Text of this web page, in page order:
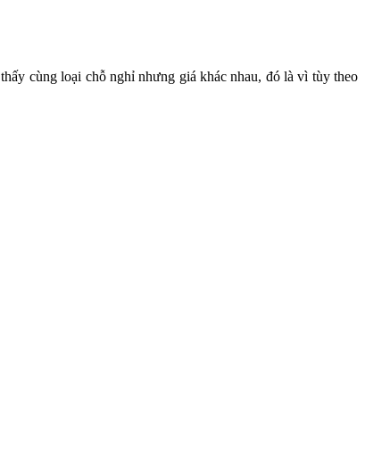
cùng loại chỗ nghỉ nhưng giá khác nhau, đó là vì tùy theo